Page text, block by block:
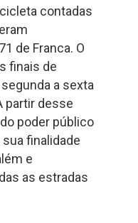
contadas
de Franca. O
finais de
a sexta
partir desse
poder público
finalidade
e
as estradas